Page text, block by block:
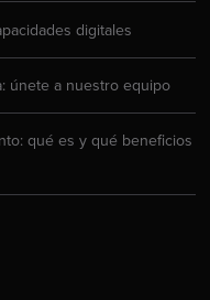
digitales
únete a nuestro equipo
qué es y qué beneficios